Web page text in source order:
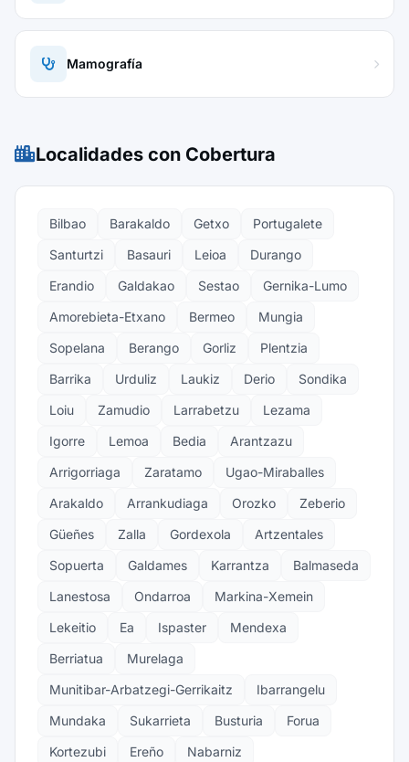
Mamografía
Localidades con Cobertura
Bilbao Barakaldo Getxo
Portugalete
Santurtzi
Basauri Leioa
Durango
Erandio
Galdakao Sestao
Gernika-Lumo
Amorebieta-Etxano
Bermeo
Mungia
Sopelana
Berango Gorliz
Plentzia
Barrika
Urduliz Laukiz Derio
Sondika
Loiu
Zamudio Larrabetzu
Lezama
Igorre
Lemoa Bedia
Arantzazu
Arrigorriaga
Zaratamo
Ugao-Miraballes
Arakaldo
Arrankudiaga Orozko
Zeberio
Güeñes
Zalla Gordexola
Artzentales
Sopuerta
Galdames Karrantza
Balmaseda
Lanestosa
Ondarroa
Markina-Xemein
Lekeitio
Ea Ispaster
Mendexa
Berriatua
Murelaga
Munitibar-Arbatzegi-Gerrikaitz
Ibarrangelu
Mundaka
Sukarrieta Busturia
Forua
Kortezubi
Ereño Nabarniz